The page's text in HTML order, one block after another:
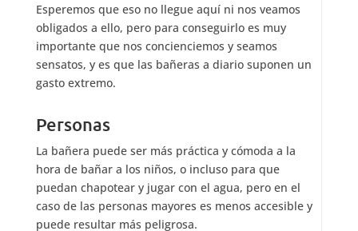
Esperemos que eso no llegue aquí ni nos veamos
obligados a ello, pero para conseguirlo es muy
importante que nos concienciemos y seamos
sensatos, y es que las bañeras a diario suponen un
gasto extremo.
Personas
La bañera puede ser más práctica y cómoda a la
hora de bañar a los niños, o incluso para que
puedan chapotear y jugar con el agua, pero en el
caso de las personas mayores es menos accesible y
puede resultar más peligrosa.